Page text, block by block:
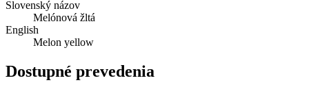
Slovenský názov
Melónová žltá
English
Melon yellow
Dostupné prevedenia